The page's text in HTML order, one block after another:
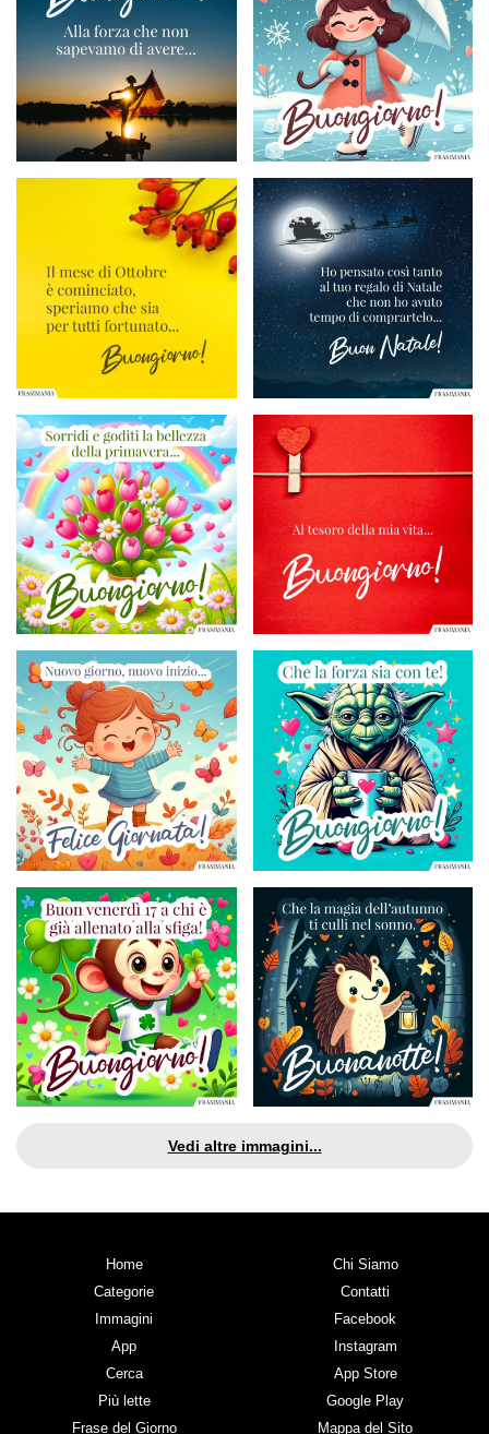
Vedi altre immagini...
Home
Categorie
Immagini
App
Cerca
Più lette
Frase del Giorno
Chi Siamo
Contatti
Facebook
Instagram
App Store
Google Play
Mappa del Sito